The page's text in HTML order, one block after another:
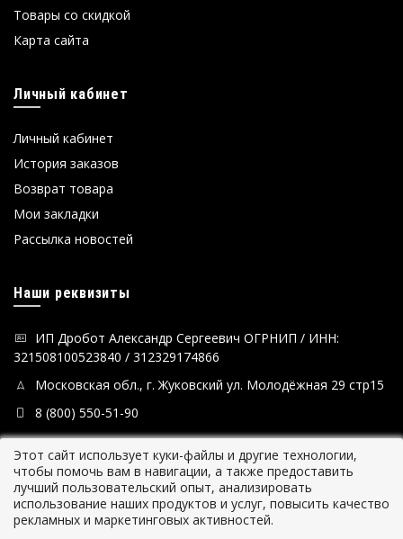
Товары со скидкой
Карта сайта
Личный кабинет
Личный кабинет
История заказов
Возврат товара
Мои закладки
Рассылка новостей
Наши реквизиты
ИП Дробот Александр Сергеевич ОГРНИП / ИНН:
321508100523840 / 312329174866
Московская обл., г. Жуковский ул. Молодёжная 29 стр15
8 (800) 550-51-90
Этот сайт использует куки-файлы и другие технологии,
чтобы помочь вам в навигации, а также предоставить
лучший пользовательский опыт, анализировать
использование наших продуктов и услуг, повысить качество
рекламных и маркетинговых активностей.